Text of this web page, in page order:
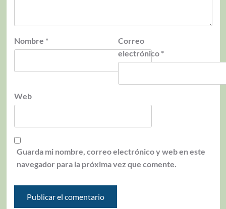
Nombre *
Correo
electrónico *
Web
Guarda mi nombre, correo electrónico y web en este
navegador para la próxima vez que comente.